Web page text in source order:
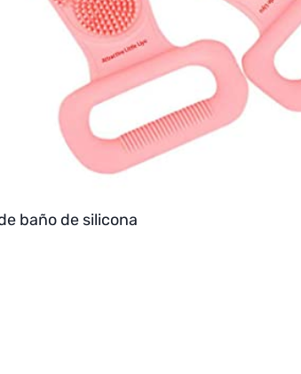
baño de silicona